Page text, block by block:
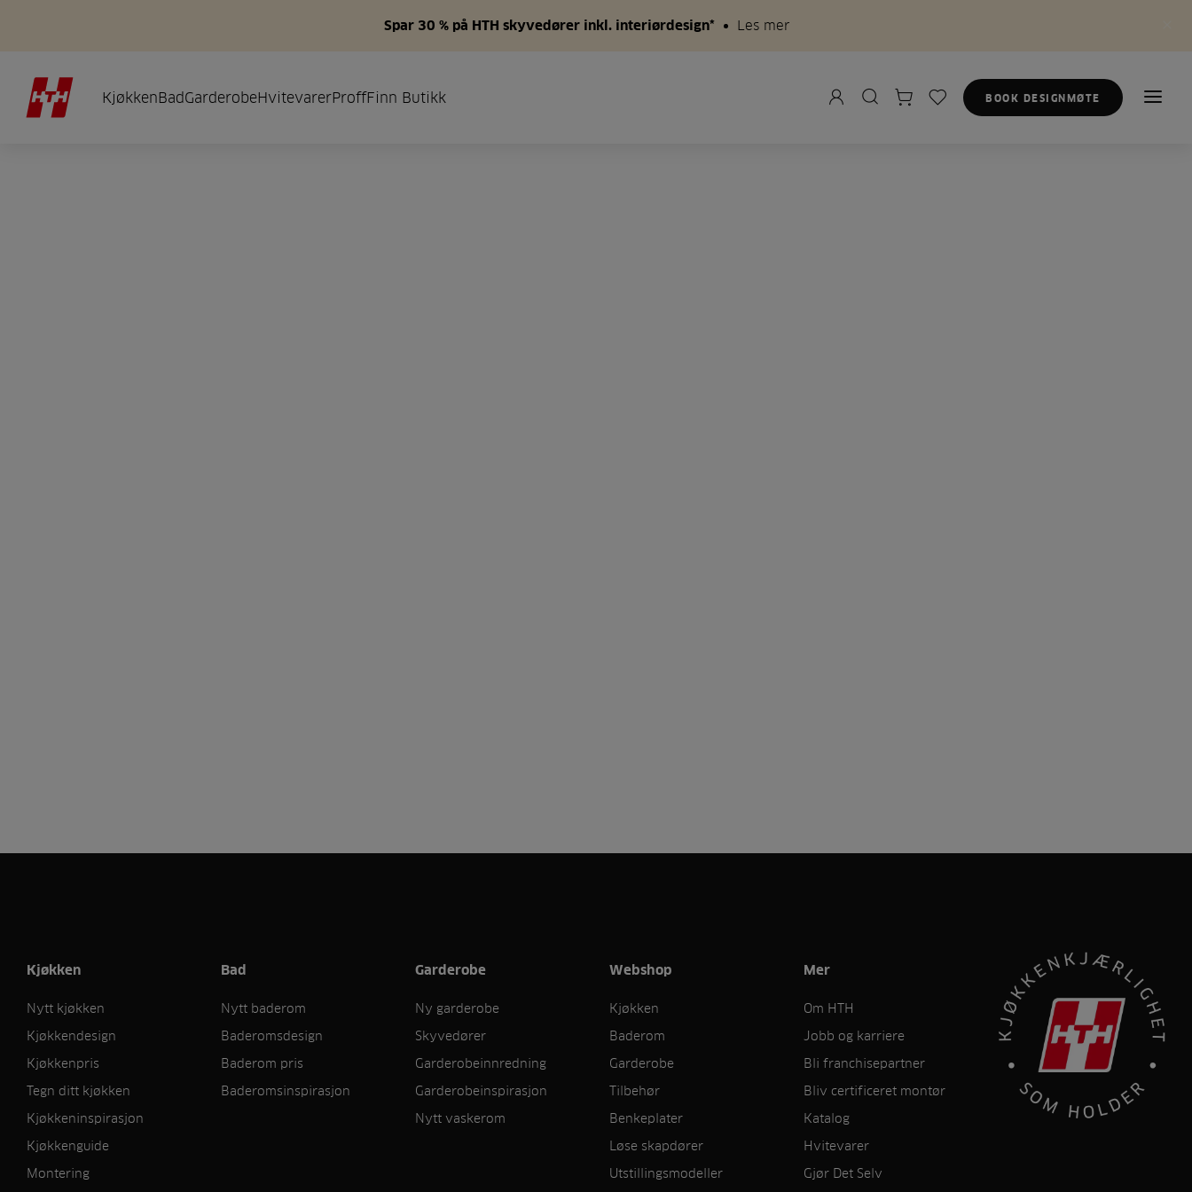
Spar 30 % på HTH skyvedører inkl. interiørdesign* Les mer
KjøkkenBadGarderobeHvitevarerProffFinn Butikk BOOK DESIGNMØTE
Kjøkken
Nytt kjøkken
Kjøkkendesign
Kjøkkenpris
Tegn ditt kjøkken
Kjøkkeninspirasjon
Kjøkkenguide
Montering
Bad
Nytt baderom
Baderomsdesign
Baderom pris
Baderomsinspirasjon
Garderobe
Ny garderobe
Skyvedører
Garderobeinnredning
Garderobeinspirasjon
Nytt vaskerom
Webshop
Kjøkken
Baderom
Garderobe
Tilbehør
Benkeplater
Løse skapdører
Utstillingsmodeller
Mer
Om HTH
Jobb og karriere
Bli franchisepartner
Bliv certificeret montør
Katalog
Hvitevarer
Gjør Det Selv